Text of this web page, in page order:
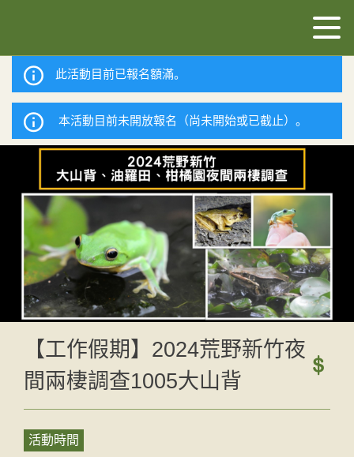
此活動目前已報名額滿。
本活動目前未開放報名（尚未開始或已截止）。
【工作假期】2024荒野新竹夜
間兩棲調查1005大山背
活動時間